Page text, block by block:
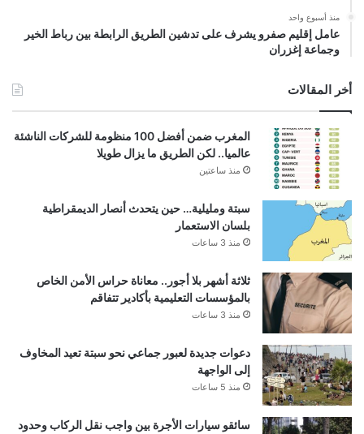
منذ أسبوع واحد
عامل إقليم صفرو يشرف على تدشين الطريق الرابطة بين رباط الخير
وجماعة إغزران
أخر المقالات
المغرب ضمن أفضل 100 منظومة للشركات الناشئة
عالميا.. لكن الطريق ما يزال طويلا
منذ ساعتين
سبتة ومليلية… حين يتحدث أنصار الديمقراطية
بلسان الاستعمار
منذ 3 ساعات
ثلاثة أشهر بلا أجور.. معاناة حراس الأمن الخاص
بالمؤسسات التعليمية بأكادير تتفاقم
منذ 3 ساعات
دعوات جديدة لعبور جماعي نحو سبتة تعيد المخاوف
إلى الواجهة
منذ 5 ساعات
سائقو سيارات الأجرة بين واجب نقل الركاب وحدود